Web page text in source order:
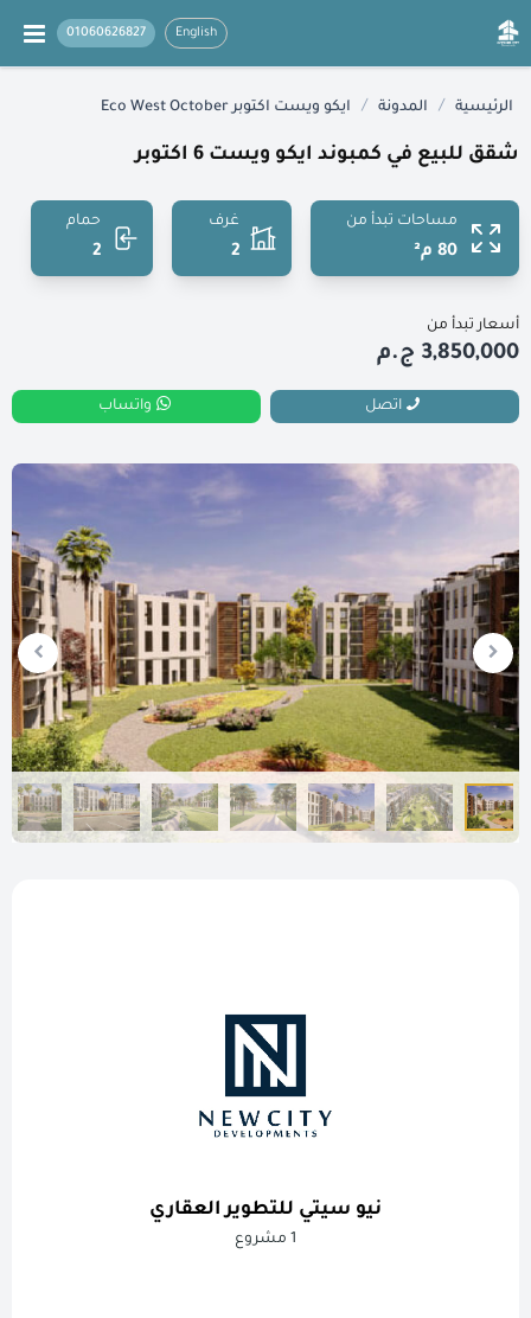
English
01060626827
الرئيسية / المدونة / ايكو ويست اكتوبر Eco West October
شقق للبيع في كمبوند ايكو ويست 6 اكتوبر
مساحات تبدأ من
80 م²
غرف
2
حمام
2
أسعار تبدأ من
3,850,000 ج.م
اتصل واتساب
نيو سيتي للتطوير العقاري
1 مشروع